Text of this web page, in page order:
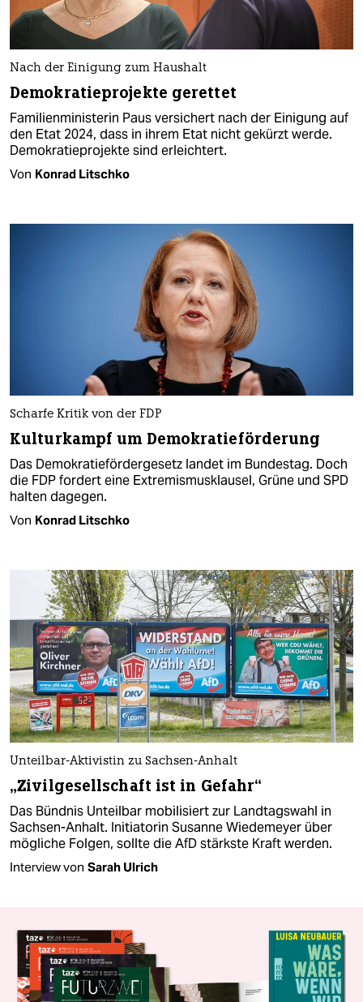
Nach der Einigung zum Haushalt
Demokratieprojekte gerettet
Familienministerin Paus versichert nach der Einigung auf
den Etat 2024, dass in ihrem Etat nicht gekürzt werde.
Demokratieprojekte sind erleichtert.
Von Konrad Litschko
Scharfe Kritik von der FDP
Kulturkampf um Demokratieförderung
Das Demokratiefördergesetz landet im Bundestag. Doch
die FDP fordert eine Extremismusklausel, Grüne und SPD
halten dagegen.
Von Konrad Litschko
Unteilbar-Aktivistin zu Sachsen-Anhalt
„Zivilgesellschaft ist in Gefahr“
Das Bündnis Unteilbar mobilisiert zur Landtagswahl in
Sachsen-Anhalt. Initiatorin Susanne Wiedemeyer über
mögliche Folgen, sollte die AfD stärkste Kraft werden.
Interview von Sarah Ulrich